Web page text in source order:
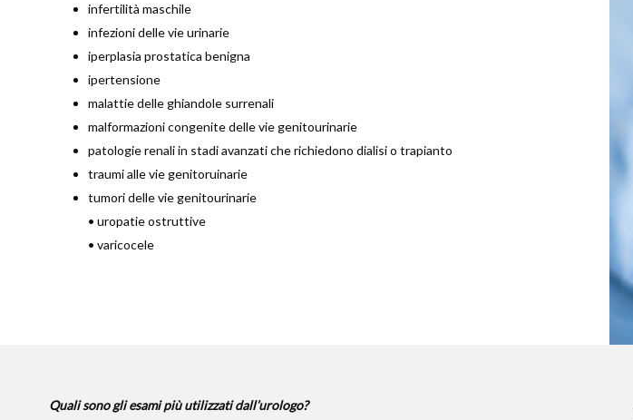
infertilità maschile
infezioni delle vie urinarie
iperplasia prostatica benigna
ipertensione
malattie delle ghiandole surrenali
malformazioni congenite delle vie genitourinarie
patologie renali in stadi avanzati che richiedono dialisi o trapianto
traumi alle vie genitoruinarie
tumori delle vie genitourinarie
• uropatie ostruttive
• varicocele
Quali sono gli esami più utilizzati dall’urologo?